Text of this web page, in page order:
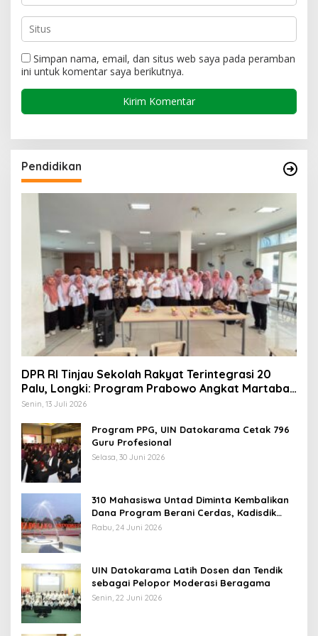
Simpan nama, email, dan situs web saya pada peramban
ini untuk komentar saya berikutnya.
Pendidikan
DPR RI Tinjau Sekolah Rakyat Terintegrasi 20
Palu, Longki: Program Prabowo Angkat Martabat
Anak Miskin
Senin, 13 Juli 2026
Program PPG, UIN Datokarama Cetak 796
Guru Profesional
Selasa, 30 Juni 2026
310 Mahasiswa Untad Diminta Kembalikan
Dana Program Berani Cerdas, Kadisdik
Sulteng: Tidak Boleh Terima Beasiswa
Rabu, 24 Juni 2026
UIN Datokarama Latih Dosen dan Tendik
sebagai Pelopor Moderasi Beragama
Senin, 22 Juni 2026